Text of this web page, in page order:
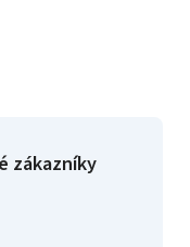
zákazníky